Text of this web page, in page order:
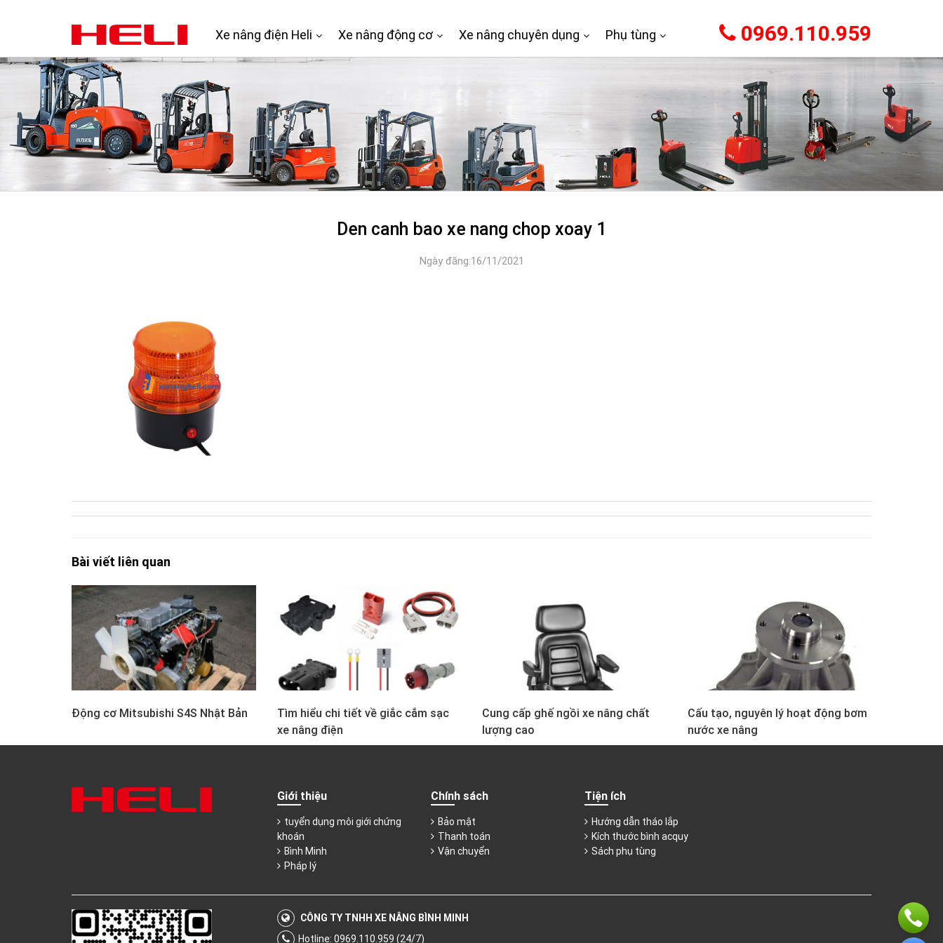
Xe nâng điện Heli Xe nâng động cơ Xe nâng chuyên dụng Phụ tùng 0969.110.959
Den canh bao xe nang chop xoay 1
Ngày đăng:16/11/2021
Bài viết liên quan
Động cơ Mitsubishi S4S Nhật Bản
Tìm hiểu chi tiết về giắc cắm sạc
xe nâng điện
Cung cấp ghế ngồi xe nâng chất
lượng cao
Cấu tạo, nguyên lý hoạt động bơm
nước xe nâng
Giới thiệu
tuyển dụng môi giới chứng
khoán
Bình Minh
Pháp lý
Chính sách
Bảo mật
Thanh toán
Vận chuyển
Tiện ích
Hướng dẫn tháo lắp
Kích thước bình acquy
Sách phụ tùng
CÔNG TY TNHH XE NÂNG BÌNH MINH
Hotline: 0969.110.959 (24/7)